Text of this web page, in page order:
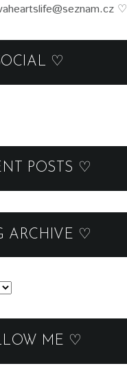
♡
♡
POSTS ♡
ARCHIVE ♡
ME ♡